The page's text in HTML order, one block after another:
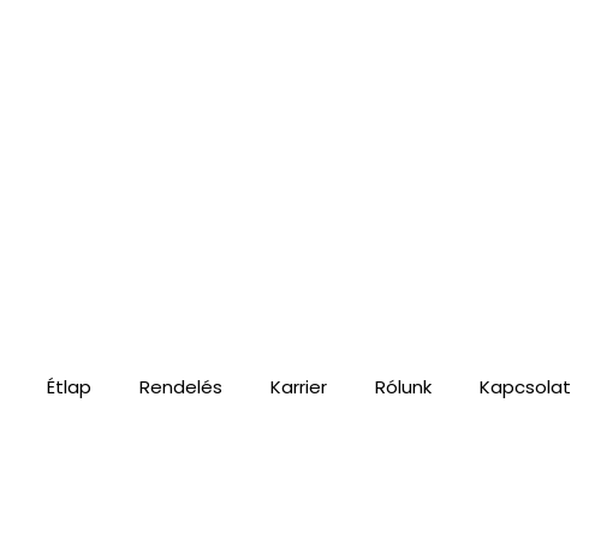
Étlap Rendelés Karrier Rólunk Kapcsolat